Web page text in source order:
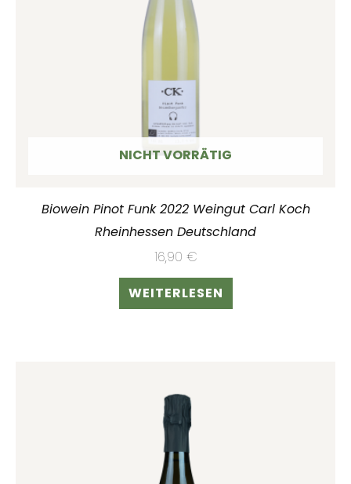
NICHT VORRÄTIG
Biowein Pinot Funk 2022 Weingut Carl Koch
Rheinhessen Deutschland
16,90 €
WEITERLESEN